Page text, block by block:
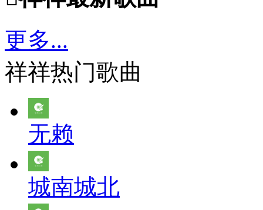
更多...
祥祥热门歌曲
无赖
城南城北